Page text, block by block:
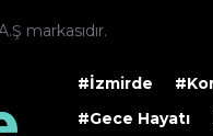
markasıdır.
#İzmirde
#Gece Hayatı